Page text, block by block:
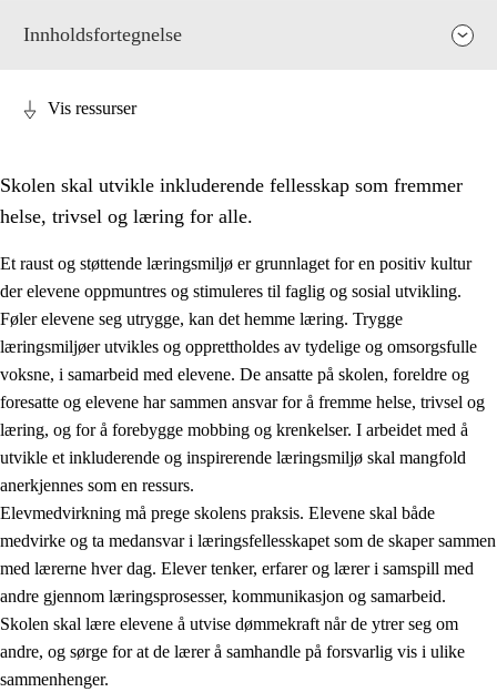
Innholdsfortegnelse
3. Prinsipper for skolens praksis
3.1 Et inkluderende læringsmiljø
3.2 Undervisning og tilpasset opplæring
3.3 Samarbeid mellom hjem og skole
3.4 Opplæring i lærebedrift og arbeidsliv
3.5 Profesjonsfellesskap og skoleutvikling
Vis ressurser
Skolen skal utvikle inkluderende fellesskap som fremmer
helse, trivsel og læring for alle.
Et raust og støttende læringsmiljø er grunnlaget for en positiv kultur
der elevene oppmuntres og stimuleres til faglig og sosial utvikling.
Føler elevene seg utrygge, kan det hemme læring. Trygge
læringsmiljøer utvikles og opprettholdes av tydelige og omsorgsfulle
voksne, i samarbeid med elevene. De ansatte på skolen, foreldre og
foresatte og elevene har sammen ansvar for å fremme helse, trivsel og
læring, og for å forebygge mobbing og krenkelser. I arbeidet med å
utvikle et inkluderende og inspirerende læringsmiljø skal mangfold
anerkjennes som en ressurs.
Elevmedvirkning må prege skolens praksis. Elevene skal både
medvirke og ta medansvar i læringsfellesskapet som de skaper sammen
med lærerne hver dag. Elever tenker, erfarer og lærer i samspill med
andre gjennom læringsprosesser, kommunikasjon og samarbeid.
Skolen skal lære elevene å utvise dømmekraft når de ytrer seg om
andre, og sørge for at de lærer å samhandle på forsvarlig vis i ulike
sammenhenger.